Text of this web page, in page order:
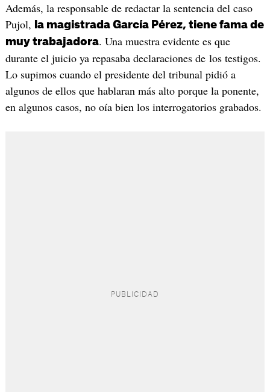
Además, la responsable de redactar la sentencia del caso
Pujol,
la magistrada García Pérez, tiene fama de
muy trabajadora. Una muestra evidente es que
durante el juicio ya repasaba declaraciones de los testigos.
Lo supimos cuando el presidente del tribunal pidió a
algunos de ellos que hablaran más alto porque la ponente,
en algunos casos, no oía bien los interrogatorios grabados.